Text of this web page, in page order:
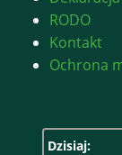
RODO
Kontakt
Ochrona
Dzisiaj: